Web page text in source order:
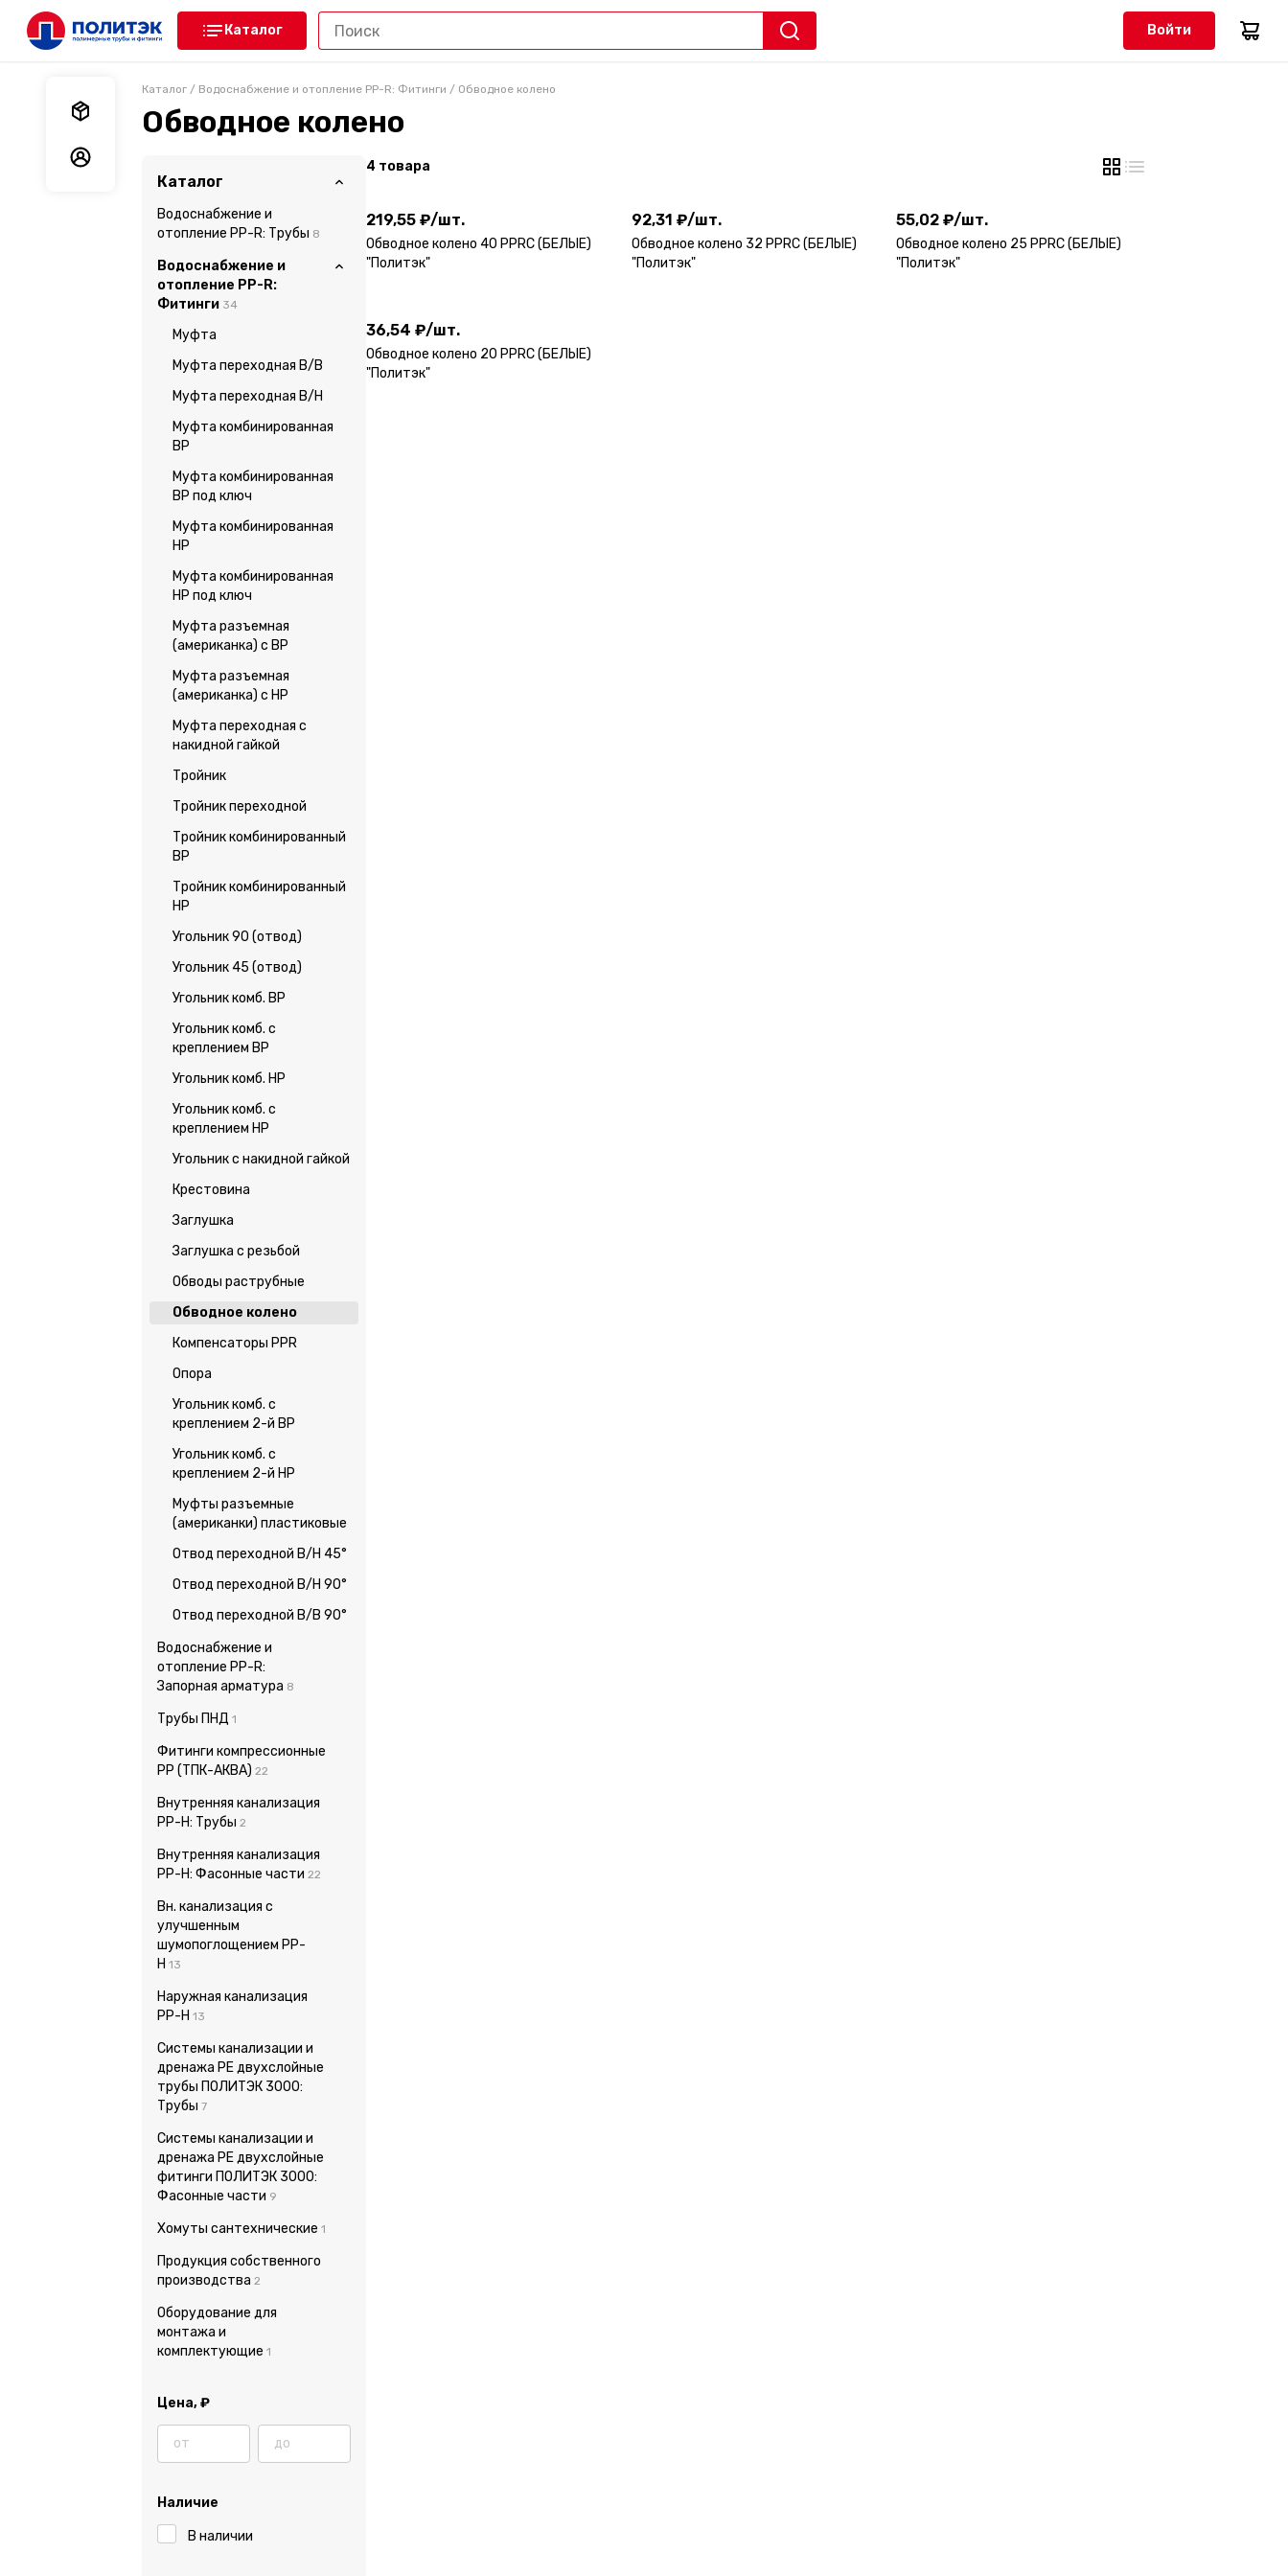
Каталог Войти
Мои заказы
Каталог / Водоснабжение и отопление PP-R: Фитинги / Обводное колено
Обводное колено
Каталог
Водоснабжение и
отопление PP-R: Трубы 8
Водоснабжение и
отопление PP-R:
Фитинги 34
Муфта
Муфта переходная В/В
Муфта переходная В/Н
Муфта комбинированная
ВР
Муфта комбинированная
ВР под ключ
Муфта комбинированная
НР
Муфта комбинированная
НР под ключ
Муфта разъемная
(американка) с ВР
Муфта разъемная
(американка) с НР
Муфта переходная с
накидной гайкой
Тройник
Тройник переходной
Тройник комбинированный
ВР
Тройник комбинированный
НР
Угольник 90 (отвод)
Угольник 45 (отвод)
Угольник комб. ВР
Угольник комб. с
креплением ВР
Угольник комб. НР
Угольник комб. с
креплением НР
Угольник с накидной гайкой
Крестовина
Заглушка
Заглушка с резьбой
Обводы раструбные
Обводное колено
Компенсаторы PPR
Опора
Угольник комб. с
креплением 2-й ВР
Угольник комб. с
креплением 2-й НР
Муфты разъемные
(американки) пластиковые
Отвод переходной В/Н 45°
Отвод переходной В/Н 90°
Отвод переходной В/В 90°
Водоснабжение и
отопление PP-R:
Запорная арматура 8
Трубы ПНД 1
Фитинги компрессионные
PP (ТПК-АКВА) 22
Внутренняя канализация
PP-H: Трубы 2
Внутренняя канализация
PP-H: Фасонные части 22
Вн. канализация с
улучшенным
шумопоглощением PP-
H 13
Наружная канализация
PP-H 13
Системы канализации и
дренажа PE двухслойные
трубы ПОЛИТЭК 3000:
Трубы 7
Системы канализации и
дренажа PE двухслойные
фитинги ПОЛИТЭК 3000:
Фасонные части 9
Хомуты сантехнические 1
Продукция собственного
производства 2
Оборудование для
монтажа и
комплектующие 1
Цена, ₽
Наличие
В наличии
4 товара
219,55 ₽/шт.
Обводное колено 40 PPRC (БЕЛЫЕ)
"Политэк"
219,55 ₽
92,31 ₽/шт.
Обводное колено 32 PPRC (БЕЛЫЕ)
"Политэк"
55,02 ₽/шт.
Обводное колено 25 PPRC (БЕЛЫЕ)
"Политэк"
36,54 ₽/шт.
Обводное колено 20 PPRC (БЕЛЫЕ)
"Политэк"